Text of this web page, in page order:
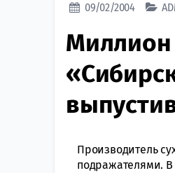
09/02/2004
Миллион
Производитель
подражателями. В